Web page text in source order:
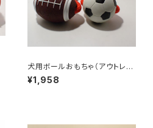
犬用ボールおもちゃ（アウトレッ
ト）／ロープ付きスポーツラバー
ボール
¥1,958